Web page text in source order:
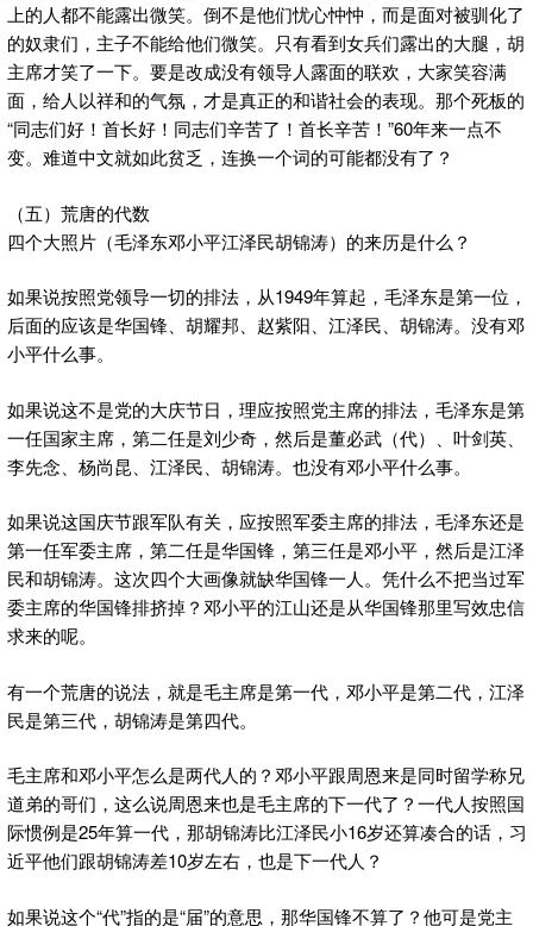
上的人都不能露出微笑。倒不是他们忧心忡忡，而是面对被驯化了
的奴隶们，主子不能给他们微笑。只有看到女兵们露出的大腿，胡
主席才笑了一下。要是改成没有领导人露面的联欢，大家笑容满
面，给人以祥和的气氛，才是真正的和谐社会的表现。那个死板的
“同志们好！首长好！同志们辛苦了！首长辛苦！”60年来一点不
变。难道中文就如此贫乏，连换一个词的可能都没有了？
（五）荒唐的代数
四个大照片（毛泽东邓小平江泽民胡锦涛）的来历是什么？
如果说按照党领导一切的排法，从1949年算起，毛泽东是第一位，
后面的应该是华国锋、胡耀邦、赵紫阳、江泽民、胡锦涛。没有邓
小平什么事。
如果说这不是党的大庆节日，理应按照党主席的排法，毛泽东是第
一任国家主席，第二任是刘少奇，然后是董必武（代）、叶剑英、
李先念、杨尚昆、江泽民、胡锦涛。也没有邓小平什么事。
如果说这国庆节跟军队有关，应按照军委主席的排法，毛泽东还是
第一任军委主席，第二任是华国锋，第三任是邓小平，然后是江泽
民和胡锦涛。这次四个大画像就缺华国锋一人。凭什么不把当过军
委主席的华国锋排挤掉？邓小平的江山还是从华国锋那里写效忠信
求来的呢。
有一个荒唐的说法，就是毛主席是第一代，邓小平是第二代，江泽
民是第三代，胡锦涛是第四代。
毛主席和邓小平怎么是两代人的？邓小平跟周恩来是同时留学称兄
道弟的哥们，这么说周恩来也是毛主席的下一代了？一代人按照国
际惯例是25年算一代，那胡锦涛比江泽民小16岁还算凑合的话，习
近平他们跟胡锦涛差10岁左右，也是下一代人？
如果说这个“代”指的是“届”的意思，那华国锋不算了？他可是党主